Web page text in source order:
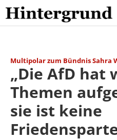
Skip
to
content
Multipolar zum Bündnis Sahra
„Die AfD hat
Themen
sie ist keine